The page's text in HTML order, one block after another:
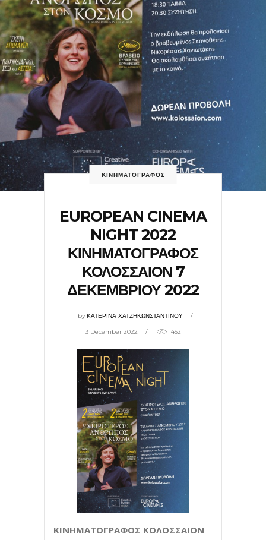
ΚΙΝΗΜΑΤΟΓΡΑΦΟΣ
EUROPEAN CINEMA
NIGHT 2022
ΚΙΝΗΜΑΤΟΓΡΑΦΟΣ
ΚΟΛΟΣΣΑΙΟΝ 7
ΔΕΚΕΜΒΡΙΟΥ 2022
byΚΑΤΕΡΙΝΑ ΧΑΤΖΗΚΩΝΣΤΑΝΤΙΝΟΥ
3 December 2022 452
ΚΙΝΗΜΑΤΟΓΡΑΦΟΣ ΚΟΛΟΣΣΑΙΟΝ